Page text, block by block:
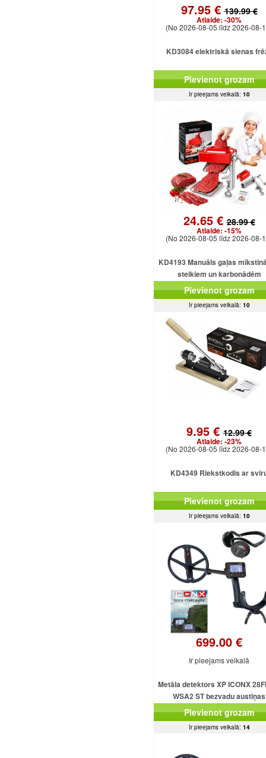
97.95 €139.99 €
Atlaide: -30%
(No 2026-08-05 līdz 2026-08-
KD3084 elektriskā sienas
Pievienot grozam
Ir pieejams veikalā: 10
24.65 €28.99 €
Atlaide: -15%
(No 2026-08-05 līdz 2026-08-
KD4193 Manuāls gaļas
steikiem un karbonādēm
Pievienot grozam
Ir pieejams veikalā: 10
9.95 € 12.99 €
Atlaide: -23%
(No 2026-08-05 līdz 2026-08-
KD4349 Riekstkodis ar
Pievienot grozam
Ir pieejams veikalā: 10
699.00 €
Ir pieejams veikalā
Metāla detektors XP ICONX
WSA2 ST bezvadu austiņas
Pievienot grozam
Ir pieejams veikalā: 14